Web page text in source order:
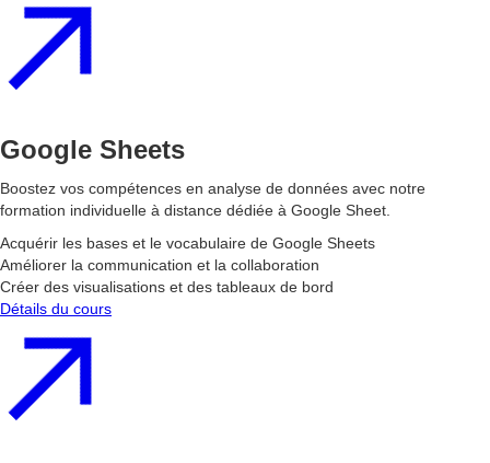
Google Sheets
Boostez vos compétences en analyse de données avec notre
formation individuelle à distance dédiée à Google Sheet.
Acquérir les bases et le vocabulaire de Google Sheets
Améliorer la communication et la collaboration
Créer des visualisations et des tableaux de bord
Détails du cours